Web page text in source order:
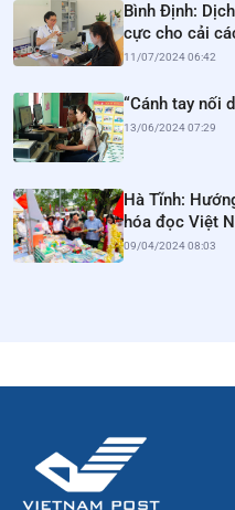
Bình Định:
cực cho cải
11/07/2024 06:42
“Cánh tay nối
13/06/2024 07:29
Hà Tĩnh:
hóa đọc Việt
09/04/2024 08:03